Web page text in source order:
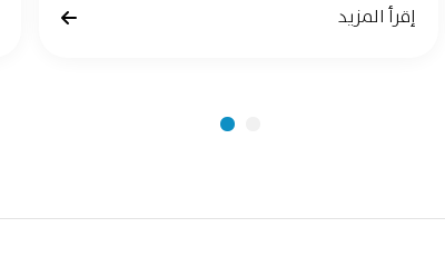
إقرأ المزيد